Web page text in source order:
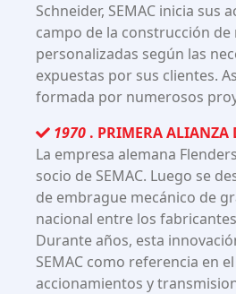
Schneider, SEMAC inicia sus
campo de la construcción de
personalizadas según las
expuestas por sus clientes.
formada por numerosos
1970 . PRIMERA ALIANZA
La empresa alemana
socio de SEMAC. Luego se
de embrague mecánico de
nacional entre los
Durante años, esta
SEMAC como referencia en
accionamientos y